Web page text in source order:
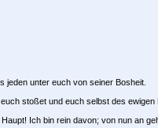
unter euch von seiner Bosheit.
stoßet und euch selbst des
Ich bin rein davon; von nun an